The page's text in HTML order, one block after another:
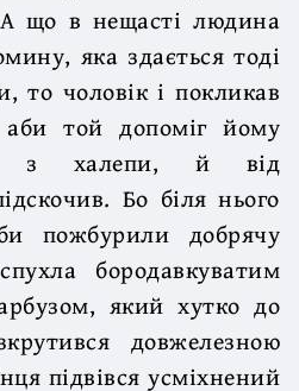
А що в нещасті людина
яка здається тоді
то чоловік і покликав
аби той допоміг йому
з халепи, й від
Бо біля нього
пожбурили добрячу
бородавкуватим
який хутко до
довжелезною
підвівся усміхнений